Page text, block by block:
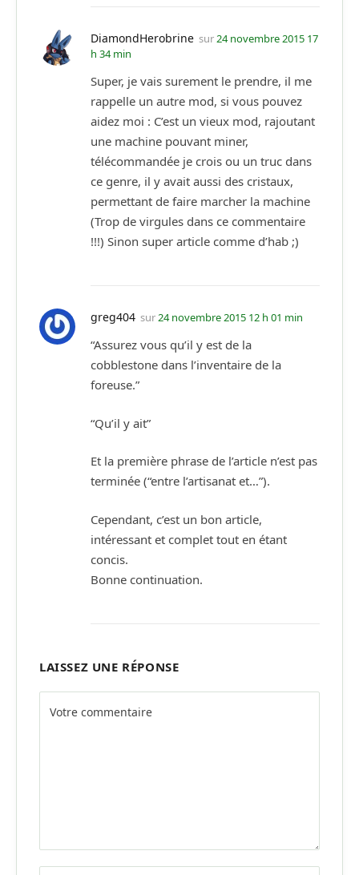
DiamondHerobrine sur24 novembre 2015 17
h 34 min
Super, je vais surement le prendre, il me
rappelle un autre mod, si vous pouvez
aidez moi : C’est un vieux mod, rajoutant
une machine pouvant miner,
télécommandée je crois ou un truc dans
ce genre, il y avait aussi des cristaux,
permettant de faire marcher la machine
(Trop de virgules dans ce commentaire
!!!) Sinon super article comme d’hab ;)
greg404 sur24 novembre 2015 12 h 01 min
“Assurez vous qu’il y est de la
cobblestone dans l’inventaire de la
foreuse.”
“Qu’il y ait”
Et la première phrase de l’article n’est pas
terminée (“entre l’artisanat et…”).
Cependant, c’est un bon article,
intéressant et complet tout en étant
concis.
Bonne continuation.
LAISSEZ UNE RÉPONSE